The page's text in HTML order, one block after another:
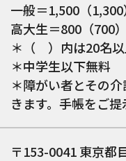
一般＝1,500（1,300
高大生＝800（700
＊（ ）内は20名
＊中学生以下無料
＊障がい者とその
きます。手帳をご
153-0041 東京都